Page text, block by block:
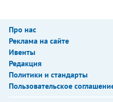
Про нас
Реклама на сайте
Ивенты
Редакция
Политики и стандарты
Пользовательское